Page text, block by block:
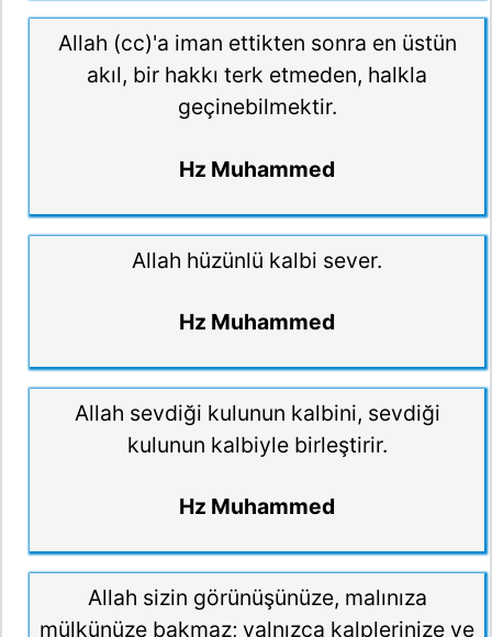
Allah (cc)'a iman ettikten sonra en üstün
akıl, bir hakkı terk etmeden, halkla
geçinebilmektir.
Hz Muhammed
Allah hüzünlü kalbi sever.
Hz Muhammed
Allah sevdiği kulunun kalbini, sevdiği
kulunun kalbiyle birleştirir.
Hz Muhammed
Allah sizin görünüşünüze, malınıza
mülkünüze bakmaz; yalnızca kalplerinize ve